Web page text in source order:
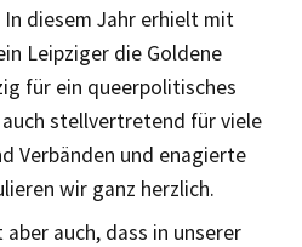
diesem Jahr erhielt mit
Leipziger die Goldene
für ein queerpolitisches
stellvertretend für viele
Verbänden und enagierte
wir ganz herzlich.
auch, dass in unserer